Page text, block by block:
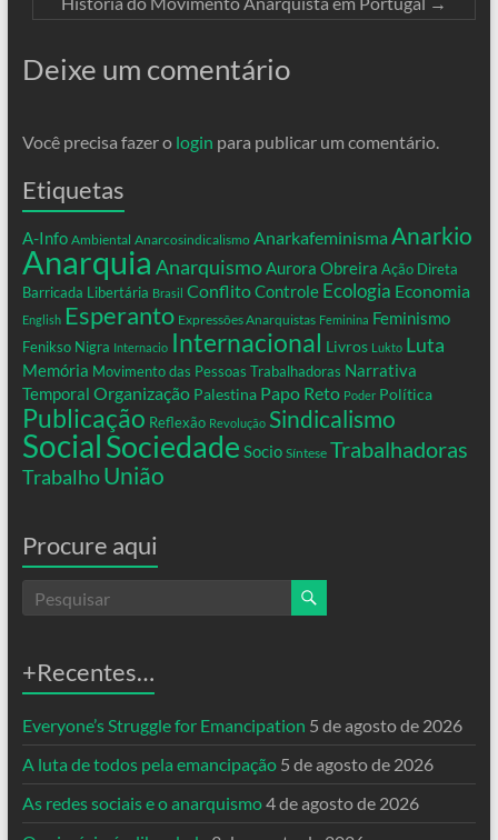
Deixe um comentário
Você precisa fazer o login para publicar um comentário.
Etiquetas
A-Info Ambiental Anarcosindicalismo Anarkafeminisma Anarkio
Anarquia AnarquismoAurora Obreira Ação Direta
Barricada Libertária Brasil ConflitoControle Ecologia Economia
English Esperanto Expressões Anarquistas Feminina Feminismo
Fenikso Nigra Internacio Internacional Livros Lukto Luta
Memória Movimento das Pessoas Trabalhadoras Narrativa
Temporal Organização Palestina Papo Reto Poder Política
Publicação Reflexão Revolução Sindicalismo
SocialSociedade Socio Síntese Trabalhadoras
Trabalho União
Procure aqui
+Recentes…
Everyone’s Struggle for Emancipation 5 de agosto de 2026
A luta de todos pela emancipação 5 de agosto de 2026
As redes sociais e o anarquismo4 de agosto de 2026